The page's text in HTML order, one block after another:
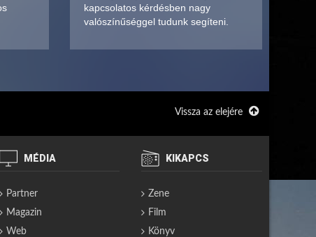
kapcsolatos kérdésben nagy
valószínűséggel tudunk segíteni.
Vissza az elejére
MÉDIA
Partner
Magazin
Web
KIKAPCS
Zene
Film
Könyv